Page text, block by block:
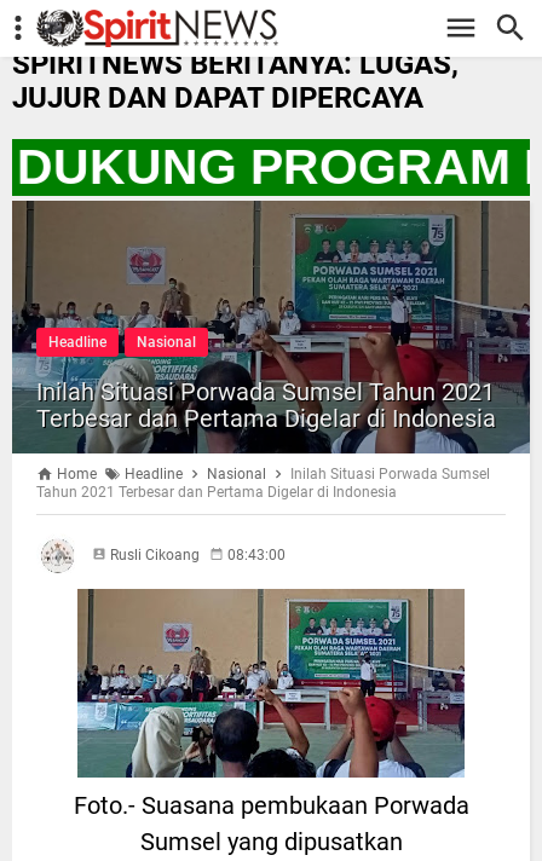
-->
SPIRITNEWS BERITANYA: LUGAS,
JUJUR DAN DAPAT DIPERCAYA
PROGRAM
Headline Nasional
Inilah Situasi Porwada Sumsel Tahun 2021
Terbesar dan Pertama Digelar di Indonesia
Home Headline Nasional
Inilah Situasi Porwada Sumsel
Tahun 2021 Terbesar dan Pertama Digelar di Indonesia
Rusli Cikoang 08:43:00
Foto.- Suasana pembukaan Porwada
Sumsel yang dipusatkan